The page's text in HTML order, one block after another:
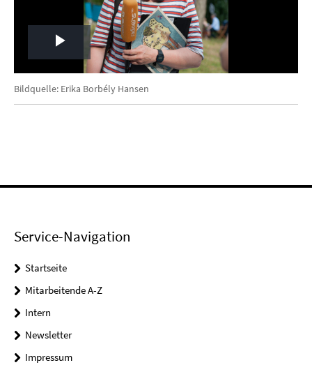
Play
Video
Bildquelle: Erika Borbély Hansen
Service-Navigation
Startseite
Mitarbeitende A-Z
Intern
Newsletter
Impressum